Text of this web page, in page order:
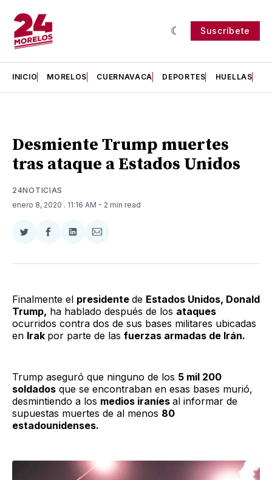
Suscríbete
INICIO MORELOS CUERNAVACA DEPORTES HUELLAS
Desmiente Trump muertes
tras ataque a Estados Unidos
24NOTICIAS
enero 8, 2020 . 11:16 AM - 2 min read
Compartir
Twitter
Compartir
Facebook
Compartir
LinkedIn
Compartir
Email
Finalmente el presidente de Estados Unidos, Donald
Trump, ha hablado después de los ataques
ocurridos contra dos de sus bases militares ubicadas
en Irak por parte de las fuerzas armadas de Irán.
Trump aseguró que ninguno de los 5 mil 200
soldados que se encontraban en esas bases murió,
desmintiendo a los medios iraníes al informar de
supuestas muertes de al menos 80
estadounidenses.